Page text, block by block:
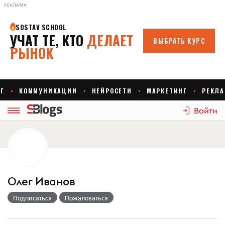
РЕКЛАМА
Войти
Олег Иванов
Подписаться Пожаловаться